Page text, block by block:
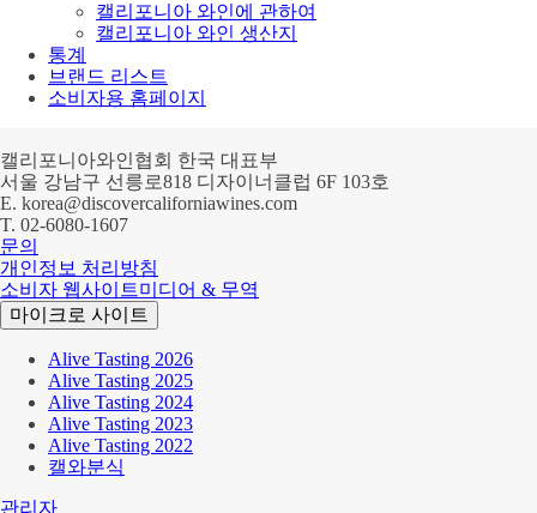
캘리포니아 와인에 관하여
캘리포니아 와인 생산지
통계
브랜드 리스트
소비자용 홈페이지
캘리포니아와인협회 한국 대표부
서울 강남구 선릉로818 디자이너클럽 6F 103호
E. korea@discovercaliforniawines.com
T. 02-6080-1607
문의
개인정보 처리방침
소비자 웹사이트미디어 & 무역
마이크로 사이트
Alive Tasting 2026
Alive Tasting 2025
Alive Tasting 2024
Alive Tasting 2023
Alive Tasting 2022
캘와분식
관리자